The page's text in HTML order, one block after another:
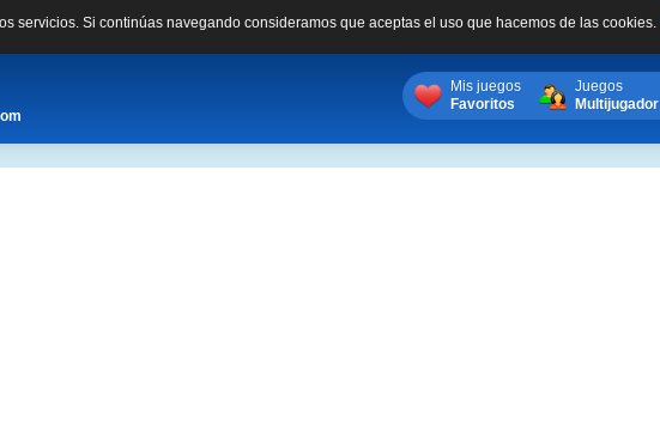
servicios. Si continúas navegando consideramos que aceptas el uso que hacemos de las cookies.
Mis juegos
Favoritos
Juegos
Multijugador